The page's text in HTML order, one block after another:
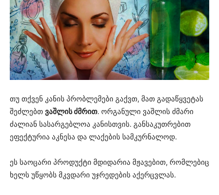
თუ თქვენ კანის პრობლემები გაქვთ, მათ გადაწყვეტას
შეძლებთ ვაშლის ძმრით. ორგანული ვაშლის ძმარი
ძალიან სასარგებლოა კანისთვის. განსაკუთრებით
ეფექტურია აკნესა და ლაქების სამკურნალოდ.
ეს საოცარი პროდუქტი მდიდარია მჟავებით, რომლებიც
ხელს უწყობს მკვდარი უჯრედების აქერცვლას.